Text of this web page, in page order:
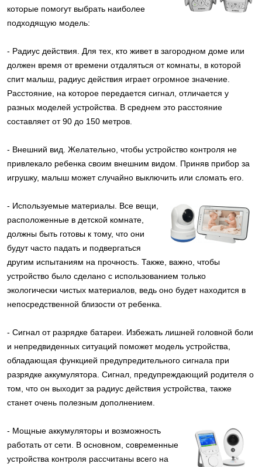
которые помогут выбрать наиболее
подходящую модель:
- Радиус действия. Для тех, кто живет в загородном доме или
должен время от времени отдаляться от комнаты, в которой
спит малыш, радиус действия играет огромное значение.
Расстояние, на которое передается сигнал, отличается у
разных моделей устройства. В среднем это расстояние
составляет от 90 до 150 метров.
- Внешний вид. Желательно, чтобы устройство контроля не
привлекало ребенка своим внешним видом. Приняв прибор за
игрушку, малыш может случайно выключить или сломать его.
- Используемые материалы. Все вещи,
расположенные в детской комнате,
должны быть готовы к тому, что они
будут часто падать и подвергаться
другим испытаниям на прочность. Также, важно, чтобы
устройство было сделано с использованием только
экологически чистых материалов, ведь оно будет находится в
непосредственной близости от ребенка.
- Сигнал от разрядке батареи. Избежать лишней головной боли
и непредвиденных ситуаций поможет модель устройства,
обладающая функцией предупредительного сигнала при
разрядке аккумулятора. Сигнал, предупреждающий родителя о
том, что он выходит за радиус действия устройства, также
станет очень полезным дополнением.
- Мощные аккумуляторы и возможность
работать от сети. В основном, современные
устройства контроля рассчитаны всего на